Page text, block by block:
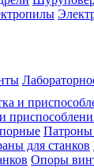
и
Патроны
для станков
Опоры